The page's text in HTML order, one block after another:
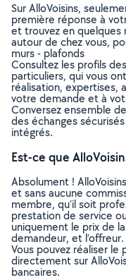
Sur AlloVoisins,
première réponse à
et trouvez en quelques
autour de chez vous,
murs - plafonds
Consultez les profils
particuliers, qui vous
réalisation, expertises,
votre demande et à
Conversez ensemble
des échanges
intégrés.
Est-ce que
Absolument !
et sans aucune
membre, qu’il soit
prestation de service
uniquement le prix de
demandeur, et l’offreur.
Vous pouvez réaliser
directement sur
bancaires.